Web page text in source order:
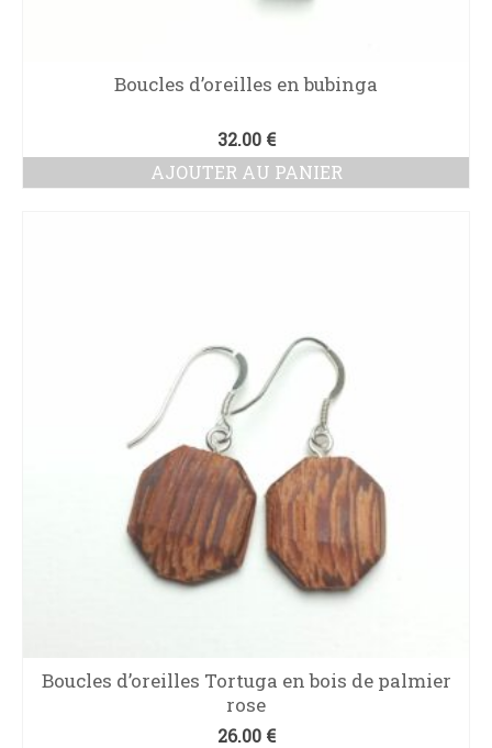
Boucles d’oreilles en bubinga
32.00 €
AJOUTER AU PANIER
Boucles d’oreilles Tortuga en bois de palmier
rose
26.00 €